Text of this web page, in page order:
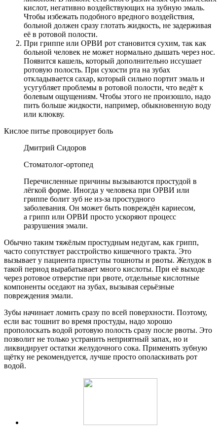
кислот, негативно воздействующих на зубную эмаль.
Чтобы избежать подобного вредного воздействия,
больной должен сразу глотать жидкость, не задерживая
её в ротовой полости.
При гриппе или ОРВИ рот становится сухим, так как
больной человек не может нормально дышать через нос.
Появится кашель, который дополнительно иссушает
ротовую полость. При сухости рта на зубах
откладывается сахар, который сильно портит эмаль и
усугубляет проблемы в ротовой полости, что ведёт к
болевым ощущениям. Чтобы этого не произошло, надо
пить больше жидкости, например, обыкновенную воду
или клюкву.
Кислое питье провоцирует боль
Дмитрий Сидоров
Стоматолог-ортопед
Перечисленные причины вызываются простудой в
лёгкой форме. Иногда у человека при ОРВИ или
гриппе болит зуб не из-за простудного
заболевания. Он может быть повреждён кариесом,
а грипп или ОРВИ просто ускоряют процесс
разрушения эмали.
Обычно таким тяжёлым простудным недугам, как грипп,
часто сопутствует расстройство кишечного тракта. Это
вызывает у пациента приступы тошноты и рвоты. Желудок в
такой период вырабатывает много кислоты. При её выходе
через ротовое отверстие при рвоте, отдельные кислотные
компоненты оседают на зубах, вызывая серьёзные
повреждения эмали.
Зубы начинает ломить сразу по всей поверхности. Поэтому,
если вас тошнит во время простуды, надо хорошо
прополоскать водой ротовую полость сразу после рвоты. Это
позволит не только устранить неприятный запах, но и
ликвидирует остатки желудочного сока. Применять зубную
щётку не рекомендуется, лучше просто ополаскивать рот
водой.